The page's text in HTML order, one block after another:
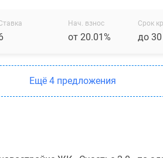
Нач. взнос
от 20.01%
Срок
до
Ещё 4 предложения